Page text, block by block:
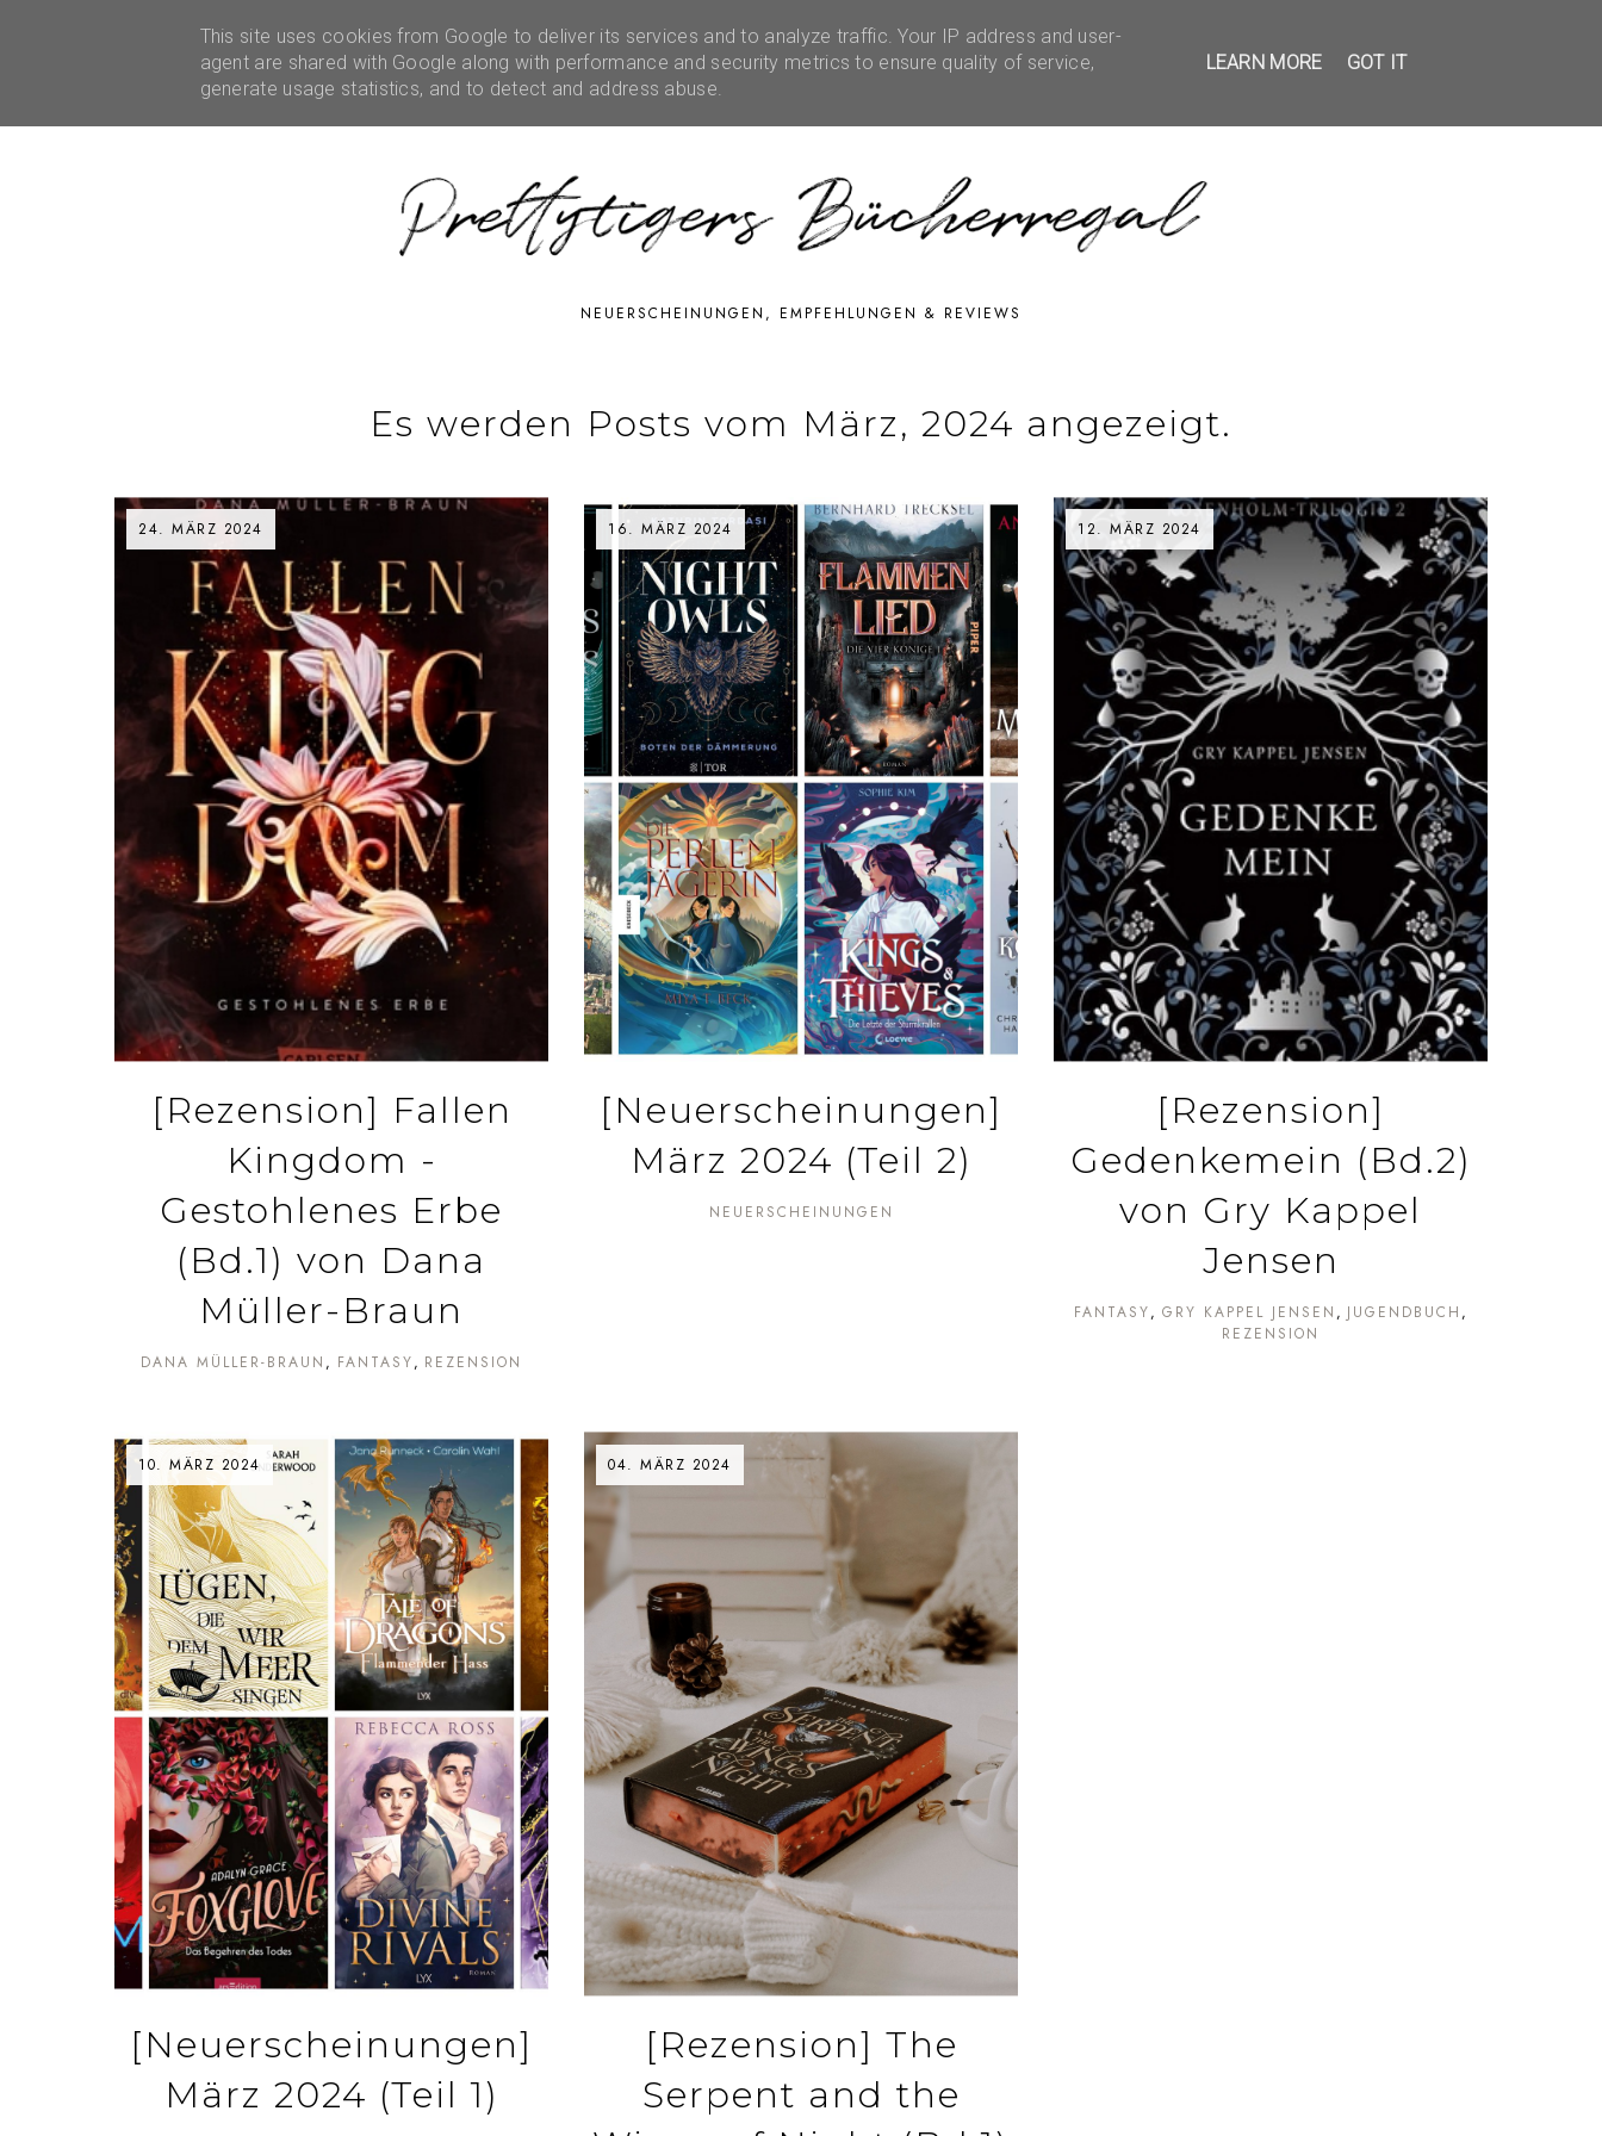
ÜBER MICH REZENSIONEN KOOPERATIONEN RUBRIKEN EVENTS SHOP FEEDBACK
NEUERSCHEINUNGEN, EMPFEHLUNGEN & REVIEWS
Es werden Posts vom März, 2024 angezeigt.
24. MÄRZ 2024
[Rezension] Fallen
Kingdom -
Gestohlenes Erbe
(Bd.1) von Dana
Müller-Braun
DANA MÜLLER-BRAUN FANTASY REZENSION
16. MÄRZ 2024
[Neuerscheinungen]
März 2024 (Teil 2)
NEUERSCHEINUNGEN
12. MÄRZ 2024
[Rezension]
Gedenkemein (Bd.2)
von Gry Kappel
Jensen
FANTASY GRY KAPPEL JENSEN
JUGENDBUCH
REZENSION
10. MÄRZ 2024
[Neuerscheinungen]
März 2024 (Teil 1)
04. MÄRZ 2024
[Rezension] The
Serpent and the
This site uses cookies from Google to deliver its services and to analyze traffic. Your IP address and user-
agent are shared with Google along with performance and security metrics to ensure quality of service,
generate usage statistics, and to detect and address abuse.
LEARN MORE GOT IT